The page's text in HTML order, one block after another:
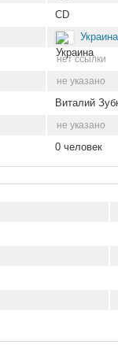
CD
Украина
нет ссылки
не указано
Виталий
не указано
0 человек